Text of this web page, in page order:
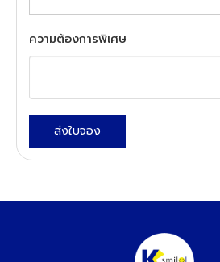
ความต้องการพิเศษ
ส่งใบจอง